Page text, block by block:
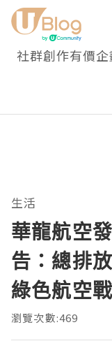
社群創作有價企
生活
華龍航空
告：總排
綠色航空
瀏覽次數:469